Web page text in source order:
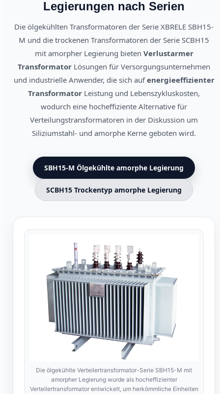
Legierungen nach Serien
Die ölgekühlten Transformatoren der Serie XBRELE SBH15-
M und die trockenen Transformatoren der Serie SCBH15
mit amorpher Legierung bieten Verlustarmer
Transformator Lösungen für Versorgungsunternehmen
und industrielle Anwender, die sich aufenergieeffizienter
Transformator Leistung und Lebenszykluskosten,
wodurch eine hocheffiziente Alternative für
Verteilungstransformatoren in der Diskussion um
Siliziumstahl- und amorphe Kerne geboten wird.
SBH15-M Ölgekühlte amorphe Legierung
SCBH15 Trockentyp amorphe Legierung
Die ölgekühlte Verteilertransformator-Serie SBH15-M mit
amorpher Legierung wurde als hocheffizienter
Verteilertransformator entwickelt, um herkömmliche Einheiten